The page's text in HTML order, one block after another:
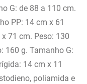
G: de 88 a 110 cm.
PP: 14 cm x 61
71 cm. Peso: 130
160 g. Tamanho G:
14 cm x 11
poliamida e